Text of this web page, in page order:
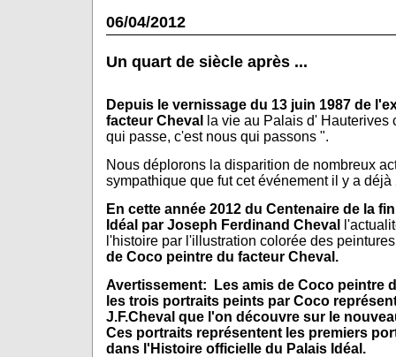
06/04/2012
Un quart de siècle après ...
Depuis le vernissage du 13 juin 1987 de
facteur Cheval
la vie au Palais d' Hauterives
qui passe, c'est nous qui passons ".
Nous déplorons la disparition de nombreux
sympathique que fut cet événement il y a déjà
En cette année 2012 du Centenaire de la
Idéal par Joseph Ferdinand Cheval
l'histoire par l'illustration colorée des
de Coco peintre du facteur Cheval.
Avertissement: Les amis de Coco peintre
les trois portraits peints par Coco
J.F.Cheval que l'on découvre sur le
Ces portraits représentent les premiers
dans l'Histoire officielle du Palais Idéal.